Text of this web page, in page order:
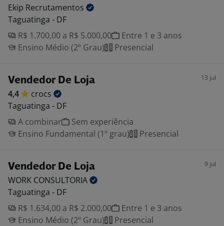
Ekip Recrutamentos
Taguatinga - DF
R$ 1.700,00 a R$ 5.000,00
Entre 1 e 3 anos
Ensino Médio (2º Grau)
Presencial
Vendedor De Loja 13 jul
4,4
crocs
Taguatinga - DF
A combinar
Sem experiência
Ensino Fundamental (1º grau)
Presencial
Vendedor De Loja 9 jul
WORK CONSULTORIA
Taguatinga - DF
R$ 1.634,00 a R$ 2.000,00
Entre 1 e 3 anos
Ensino Médio (2º Grau)
Presencial